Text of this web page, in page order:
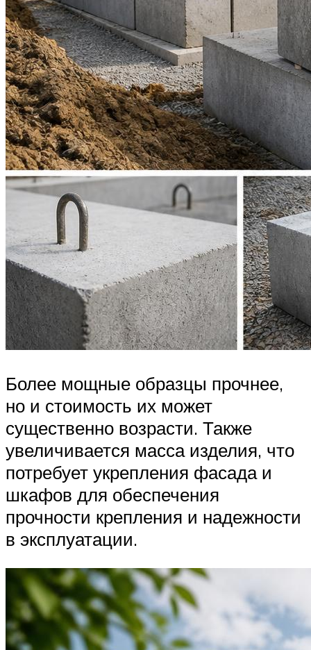
Более мощные образцы прочнее,
но и стоимость их может
существенно возрасти. Также
увеличивается масса изделия, что
потребует укрепления фасада и
шкафов для обеспечения
прочности крепления и надежности
в эксплуатации.